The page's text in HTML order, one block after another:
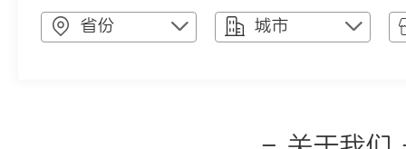
省份 城市